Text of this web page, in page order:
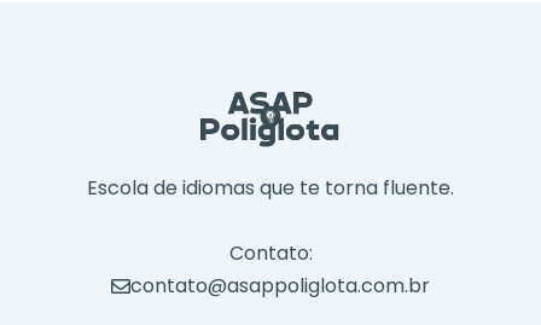
Escola de idiomas que te torna fluente.
Contato:
contato@asappoliglota.com.br